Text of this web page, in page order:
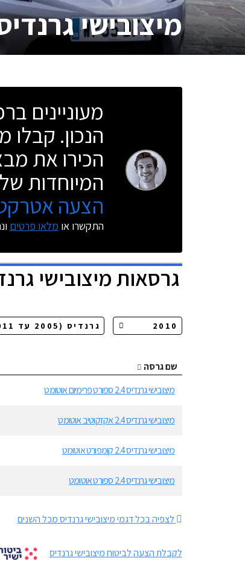
מיצובישי
מעוניינים
הנכון. קבלו
הכירו את
המיוחדות
הצעה
התקשרו או מלאו פרטים
גרסאותמיצובישי
שם גרסה
מיצובישי גרנדיס 2.4 ספורט פרימיום אוטומט
מיצובישי גרנדיס 2.4 אקזקוטיב אוטומט
מיצובישי גרנדיס 2.4 קומפורט אוטומט
מיצובישי גרנדיס 2.4 ספורט אוטומט
לצפיה בכל דגמי מיצובישי גרנדיס מכל השנים
לקבלת הצעה לביטוח מיצובישי גרנדיס